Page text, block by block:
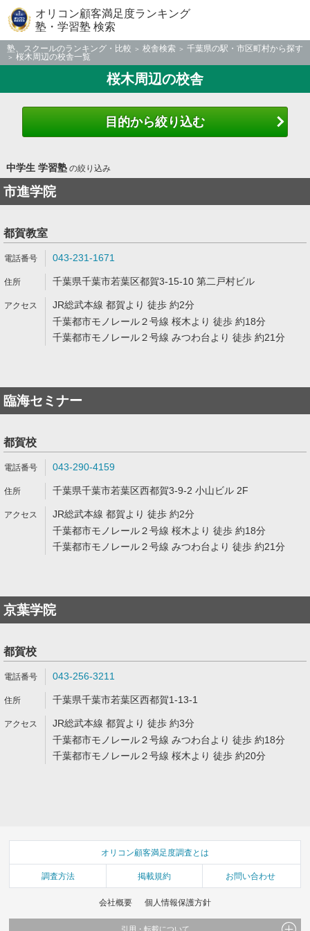
オリコン顧客満足度ランキング
塾・学習塾 検索
塾、スクールのランキング・比較 校舎検索
千葉県の駅・市区町村から探す
桜木周辺の校舎一覧
桜木周辺の校舎
目的から絞り込む
中学生 学習塾の絞り込み
市進学院
都賀教室
043-231-1671
千葉県千葉市若葉区都賀3-15-10 第二戸村ビル
JR総武本線 都賀より 徒歩 約2分
千葉都市モノレール２号線 桜木より 徒歩 約18分
千葉都市モノレール２号線 みつわ台より 徒歩 約21分
臨海セミナー
都賀校
043-290-4159
千葉県千葉市若葉区西都賀3-9-2 小山ビル 2F
JR総武本線 都賀より 徒歩 約2分
千葉都市モノレール２号線 桜木より 徒歩 約18分
千葉都市モノレール２号線 みつわ台より 徒歩 約21分
京葉学院
都賀校
043-256-3211
千葉県千葉市若葉区西都賀1-13-1
JR総武本線 都賀より 徒歩 約3分
千葉都市モノレール２号線 みつわ台より 徒歩 約18分
千葉都市モノレール２号線 桜木より 徒歩 約20分
オリコン顧客満足度調査とは
調査方法 掲載規約 お問い合わせ
会社概要 個人情報保護方針
引用・転載について